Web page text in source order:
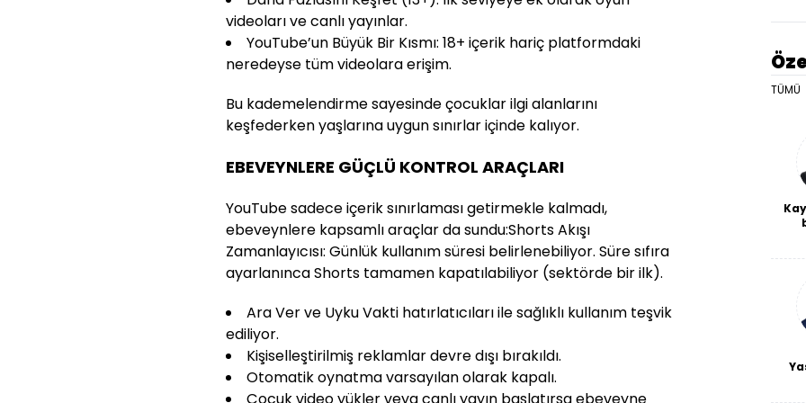
videoları ve canlı yayınlar.
YouTube’un Büyük Bir Kısmı: 18+ içerik hariç platformdaki
neredeyse tüm videolara erişim.
Bu kademelendirme sayesinde çocuklar ilgi alanlarını
keşfederken yaşlarına uygun sınırlar içinde kalıyor.
EBEVEYNLERE GÜÇLÜ KONTROL ARAÇLARI
YouTube sadece içerik sınırlaması getirmekle kalmadı,
ebeveynlere kapsamlı araçlar da sundu:Shorts Akışı
Zamanlayıcısı: Günlük kullanım süresi belirlenebiliyor. Süre sıfıra
ayarlanınca Shorts tamamen kapatılabiliyor (sektörde bir ilk).
Ara Ver ve Uyku Vakti hatırlatıcıları ile sağlıklı kullanım teşvik
ediliyor.
Kişiselleştirilmiş reklamlar devre dışı bırakıldı.
Otomatik oynatma varsayılan olarak kapalı.
TÜMÜ